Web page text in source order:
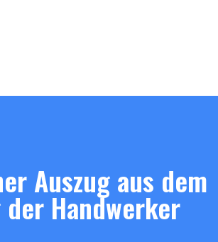
Auszug aus dem
Handwerker